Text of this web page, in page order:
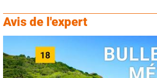
Avis de l'expert